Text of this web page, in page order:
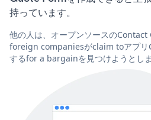
持っています。
他の人は、オープンソースの
foreign companiesがclaim toアプ
するfor a bargainを見つけようとしま